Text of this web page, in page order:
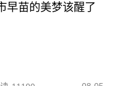
早苗的美梦该醒了